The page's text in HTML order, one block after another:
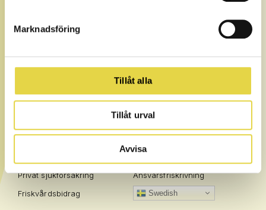
Marknadsföring
Tillåt alla
Tillåt urval
Avvisa
AFFÄRSOMRÅDEN
Företag
Privat sjukförsäkring
Friskvårdsbidrag
INFO
Frågor / Svar
Policies
Ansvarsfriskrivning
Swedish